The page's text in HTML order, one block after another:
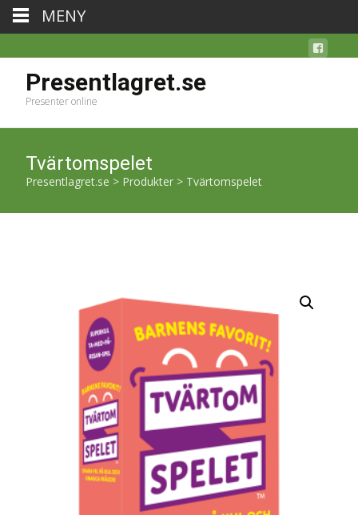
Presentlagret.se
Presenter online
Tvärtomspelet
Presentlagret.se > Produkter > Tvärtomspelet
MENY